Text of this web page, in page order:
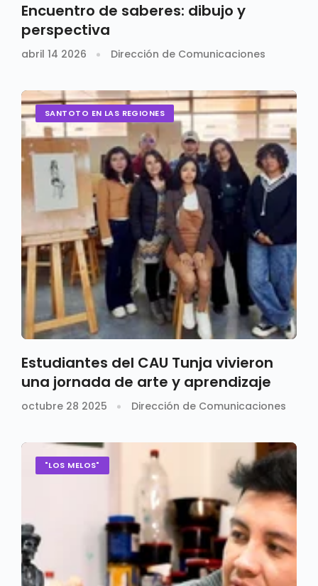
Encuentro de saberes: dibujo y
perspectiva
abril 14 2026 Dirección de Comunicaciones
SANTOTO EN LAS REGIONES
Estudiantes del CAU Tunja vivieron
una jornada de arte y aprendizaje
octubre 28 2025 Dirección de Comunicaciones
"LOS MELOS"